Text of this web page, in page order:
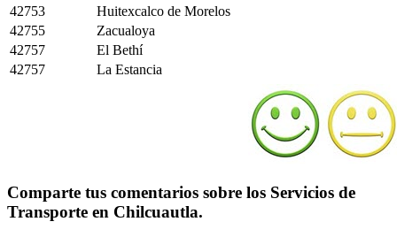
42753
Huitexcalco de Morelos
42755
Zacualoya
42757
El Bethí
42757
La Estancia
Comparte tus comentarios sobre los Servicios de
Transporte en Chilcuautla.